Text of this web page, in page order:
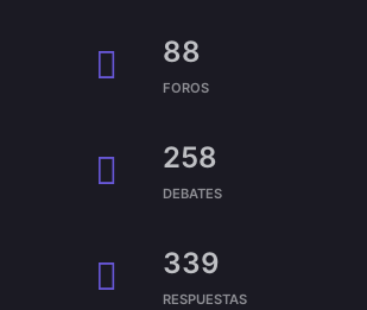
88
FOROS
258
DEBATES
339
RESPUESTAS